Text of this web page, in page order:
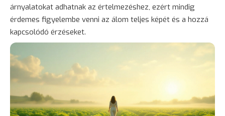
árnyalatokat adhatnak az értelmezéshez, ezért mindig
érdemes figyelembe venni az álom teljes képét és a hozzá
kapcsolódó érzéseket.